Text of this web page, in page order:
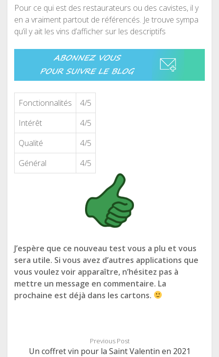
Pour ce qui est des restaurateurs ou des cavistes, il y
en a vraiment partout de référencés. Je trouve sympa
qu’il y ait les vins d’afficher sur les descriptifs
Fonctionnalités
4/5
Intérêt
4/5
Qualité
4/5
Général
4/5
J’espère que ce nouveau test vous a plu et vous
sera utile. Si vous avez d’autres applications que
vous voulez voir apparaître, n’hésitez pas à
mettre un message en commentaire. La
prochaine est déjà dans les cartons.
Previous Post
Un coffret vin pour la Saint Valentin en 2021